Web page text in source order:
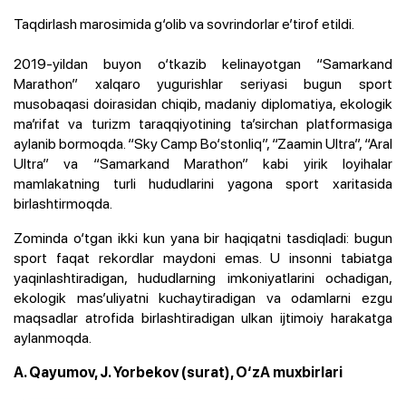
Taqdirlash marosimida g‘olib va sovrindorlar e’tirof etildi.
2019-yildan buyon o‘tkazib kelinayotgan “Samarkand
Marathon” xalqaro yugurishlar seriyasi bugun sport
musobaqasi doirasidan chiqib, madaniy diplomatiya, ekologik
ma’rifat va turizm taraqqiyotining ta’sirchan platformasiga
aylanib bormoqda. “Sky Camp Bo‘stonliq”, “Zaamin Ultra”, “Aral
Ultra” va “Samarkand Marathon” kabi yirik loyihalar
mamlakatning turli hududlarini yagona sport xaritasida
birlashtirmoqda.
Zominda o‘tgan ikki kun yana bir haqiqatni tasdiqladi: bugun
sport faqat rekordlar maydoni emas. U insonni tabiatga
yaqinlashtiradigan, hududlarning imkoniyatlarini ochadigan,
ekologik mas’uliyatni kuchaytiradigan va odamlarni ezgu
maqsadlar atrofida birlashtiradigan ulkan ijtimoiy harakatga
aylanmoqda.
A. Qayumov, J. Yorbekov (surat), O‘zA muxbirlari